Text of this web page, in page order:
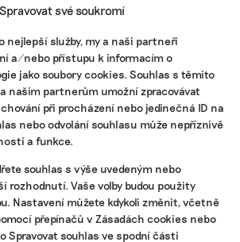
Spravovat své soukromí
nejlepší služby, my a naši partneři
a/nebo přístupu k informacím o
jako soubory cookies. Souhlas s těmito
našim partnerům umožní zpracovávat
při procházení nebo jedinečná ID na
nebo odvolání souhlasu může nepříznivě
a funkce.
souhlas s výše uvedeným nebo
rozhodnutí. Vaše volby budou použity
Nastavení můžete kdykoli změnit, včetně
přepínačů v Zásadách cookies nebo
souhlas ve spodní části
umění i komunitní sdílení.
Týká se to také tebe v Uherském
startuje tento týden